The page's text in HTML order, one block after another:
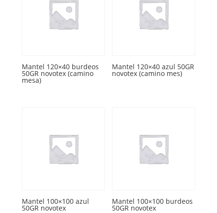
Mantel 120×40 burdeos
50GR novotex (camino
mesa)
Mantel 120×40 azul 50GR
novotex (camino mes)
Mantel 100×100 azul
50GR novotex
Mantel 100×100 burdeos
50GR novotex